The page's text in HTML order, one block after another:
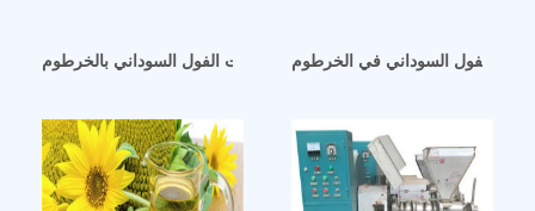
ورشة عمل استخلاص زيت الفول السوداني بالخرطوم
الفول السوداني في الخرطوم